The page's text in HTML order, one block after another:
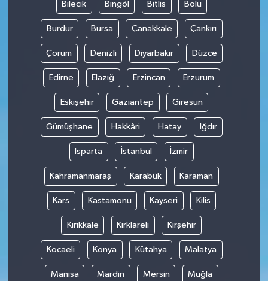
Bilecik Bingöl Bitlis Bolu
Burdur Bursa Çanakkale Çankırı
Çorum Denizli Diyarbakır Düzce
Edirne Elazığ Erzincan Erzurum
Eskişehir Gaziantep Giresun
Gümüşhane Hakkâri Hatay Iğdır
Isparta İstanbul İzmir
Kahramanmaraş Karabük Karaman
Kars Kastamonu Kayseri Kilis
Kırıkkale Kırklareli Kırşehir
Kocaeli Konya Kütahya Malatya
Manisa Mardin Mersin Muğla